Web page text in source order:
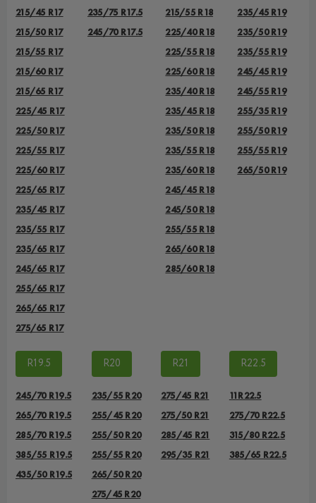
215/45 R17
215/50 R17
215/55 R17
215/60 R17
215/65 R17
225/45 R17
225/50 R17
225/55 R17
225/60 R17
225/65 R17
235/45 R17
235/55 R17
235/65 R17
245/65 R17
255/65 R17
265/65 R17
275/65 R17
235/75 R17.5
245/70 R17.5
215/55 R18
225/40 R18
225/55 R18
225/60 R18
235/40 R18
235/45 R18
235/50 R18
235/55 R18
235/60 R18
245/45 R18
245/50 R18
255/55 R18
265/60 R18
285/60 R18
235/45 R19
235/50 R19
235/55 R19
245/45 R19
245/55 R19
255/35 R19
255/50 R19
255/55 R19
265/50 R19
R19.5
245/70 R19.5
265/70 R19.5
285/70 R19.5
385/55 R19.5
435/50 R19.5
R20
235/55 R20
255/45 R20
255/50 R20
255/55 R20
265/50 R20
275/45 R20
R21
275/45 R21
275/50 R21
285/45 R21
295/35 R21
R22.5
11R22.5
275/70 R22.5
315/80 R22.5
385/65 R22.5